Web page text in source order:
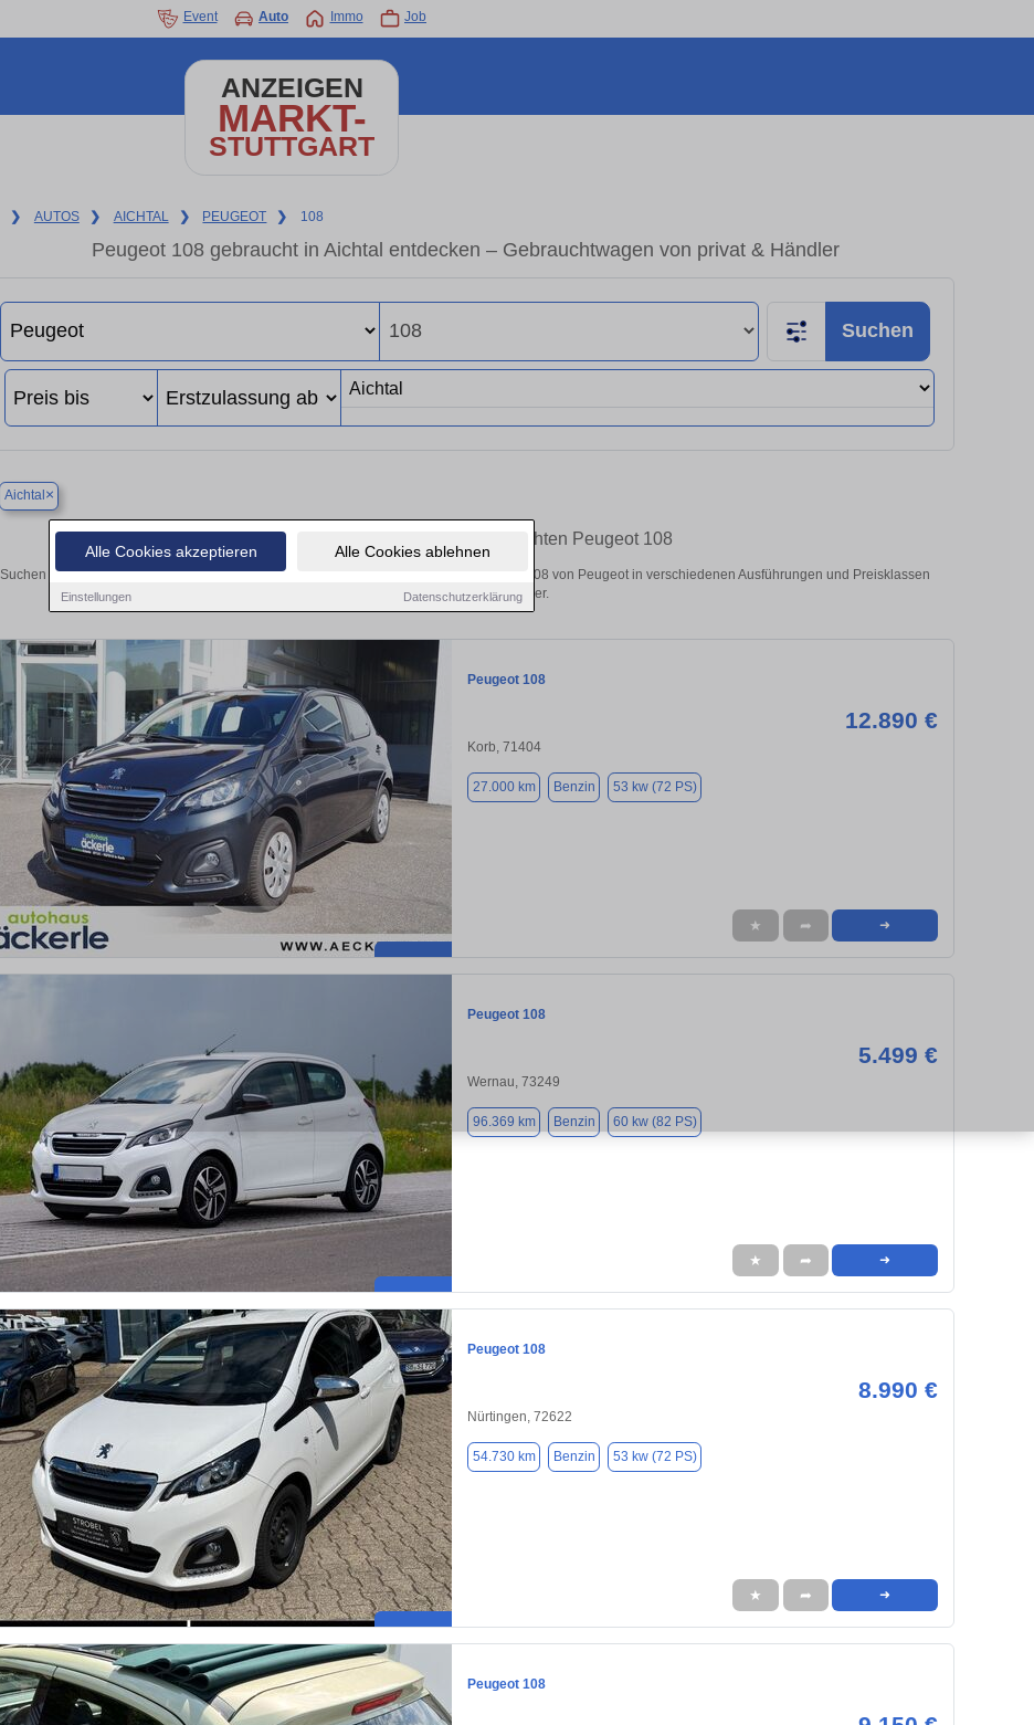
Alle Cookies akzeptieren Alle Cookies ablehnen
Einstellungen Datenschutzerklärung
Event Auto Immo Job
ANZEIGEN
MARKT-
STUTTGART
❯ AUTOS ❯ AICHTAL ❯ PEUGEOT ❯ 108
Peugeot 108 gebraucht in Aichtal entdecken – Gebrauchtwagen von privat & Händler
Suchen
Aichtal ×
Finden Sie in Aichtal Ihren gebrauchten Peugeot 108
Suchen Sie in Aichtal einen Peugeot 108 Gebrauchtwagen? Entdecken Sie gebrauchte 108 von Peugeot in verschiedenen Ausführungen und Preisklassen
von privat und vom Händler.
Peugeot 108
12.890 €
Korb, 71404
27.000 km Benzin 53 kw (72 PS)
★ ➦ ➜
Peugeot 108
5.499 €
Wernau, 73249
96.369 km Benzin 60 kw (82 PS)
★ ➦ ➜
Peugeot 108
8.990 €
Nürtingen, 72622
54.730 km Benzin 53 kw (72 PS)
★ ➦ ➜
Peugeot 108